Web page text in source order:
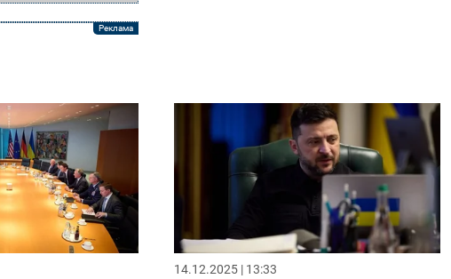
14.12.2025 | 13:33